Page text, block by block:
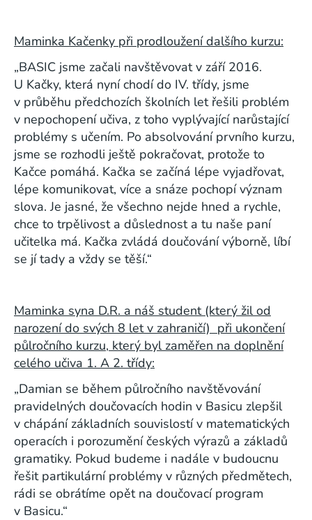
Maminka Kačenky při prodloužení dalšího kurzu:
„BASIC jsme začali navštěvovat v září 2016.
U Kačky, která nyní chodí do IV. třídy, jsme
v průběhu předchozích školních let řešili problém
v nepochopení učiva, z toho vyplývající narůstající
problémy s učením. Po absolvování prvního kurzu,
jsme se rozhodli ještě pokračovat, protože to
Kačce pomáhá. Kačka se začíná lépe vyjadřovat,
lépe komunikovat, více a snáze pochopí význam
slova. Je jasné, že všechno nejde hned a rychle,
chce to trpělivost a důslednost a tu naše paní
učitelka má. Kačka zvládá doučování výborně, líbí
se jí tady a vždy se těší.“
Maminka syna D.R. a náš student (který žil od
narození do svých 8 let v zahraničí) při ukončení
půlročního kurzu, který byl zaměřen na doplnění
celého učiva 1. A 2. třídy:
„Damian se během půlročního navštěvování
pravidelných doučovacích hodin v Basicu zlepšil
v chápání základních souvislostí v matematických
operacích i porozumění českých výrazů a základů
gramatiky. Pokud budeme i nadále v budoucnu
řešit partikulární problémy v různých předmětech,
rádi se obrátíme opět na doučovací program
v Basicu.“